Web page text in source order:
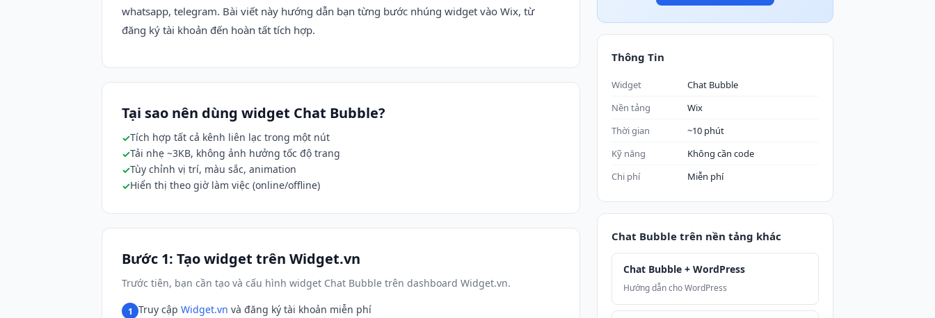
whatsapp, telegram. Bài viết này hướng dẫn bạn từng bước nhúng widget vào Wix, từ
đăng ký tài khoản đến hoàn tất tích hợp.
Tại sao nên dùng widget Chat Bubble?
Tích hợp tất cả kênh liên lạc trong một nút
Tải nhẹ ~3KB, không ảnh hưởng tốc độ trang
Tùy chỉnh vị trí, màu sắc, animation
Hiển thị theo giờ làm việc (online/offline)
Bước 1: Tạo widget trên Widget.vn
Trước tiên, bạn cần tạo và cấu hình widget Chat Bubble trên dashboard Widget.vn.
1 Truy cập Widget.vn và đăng ký tài khoản miễn phí
Thông Tin
Widget
Chat Bubble
Nền tảng
Wix
Thời gian
~10 phút
Kỹ năng
Không cần code
Chi phí
Miễn phí
Chat Bubble trên nền tảng khác
Chat Bubble + WordPress
Hướng dẫn cho WordPress